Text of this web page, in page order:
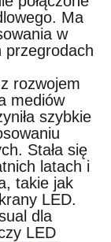
Ma
w
przegrodach
rozwojem
mediów
szybkie
Stała się
latach i
takie jak
LED.
dla
LED